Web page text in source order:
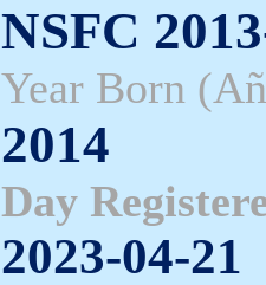
NSFC
Year Born
2014
Day
2023-04-21